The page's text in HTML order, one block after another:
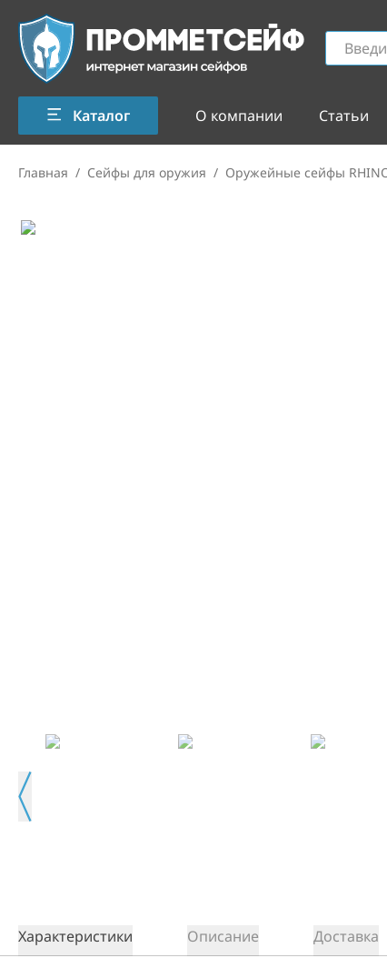
Каталог О компании Статьи
Главная / Сейфы для оружия / Оружейные сейфы RHINO
Характеристики Описание Доставка